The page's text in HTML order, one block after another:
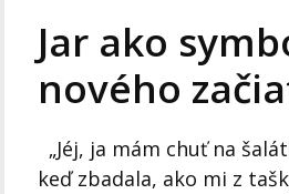
Jar ako
nového
„Jéj, ja mám chuť na
keď zbadala, ako mi z